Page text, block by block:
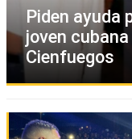
Piden ayuda
joven
Cienfuegos